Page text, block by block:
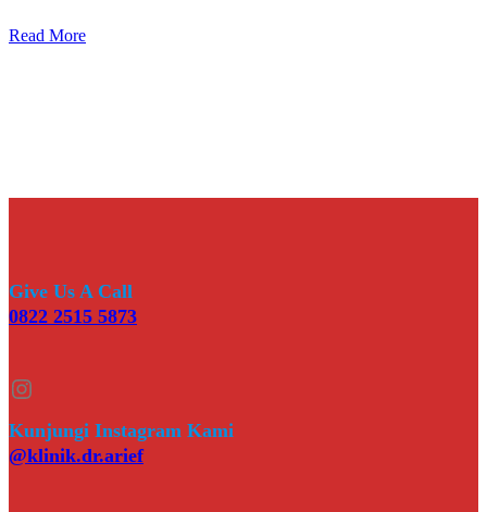
Read More
Give Us A Call
0822 2515 5873
Instagram
Kunjungi Instagram Kami
@klinik.dr.arief